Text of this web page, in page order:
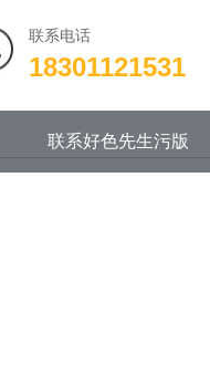
联系电话
18301121531
联系好色先生污版